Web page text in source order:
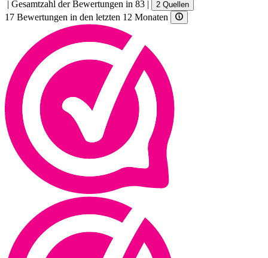
| Gesamtzahl der Bewertungen in 83 | 2 Quellen
17 Bewertungen in den letzten 12 Monaten